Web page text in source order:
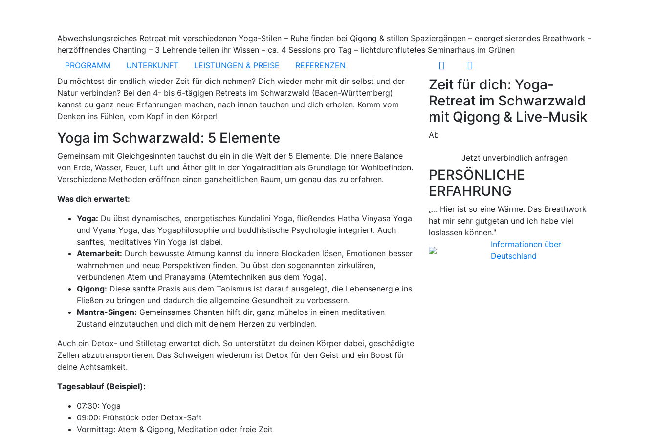
Abwechslungsreiches Retreat mit verschiedenen Yoga-Stilen – Ruhe finden bei Qigong & stillen Spaziergängen – energetisierendes Breathwork –
herzöffnendes Chanting – 3 Lehrende teilen ihr Wissen – ca. 4 Sessions pro Tag – lichtdurchflutetes Seminarhaus im Grünen
PROGRAMM
UNTERKUNFT LEISTUNGEN & PREISE
REFERENZEN
Du möchtest dir endlich wieder Zeit für dich nehmen? Dich wieder mehr mit dir selbst und der
Natur verbinden? Bei den 4- bis 6-tägigen Retreats im Schwarzwald (Baden-Württemberg)
kannst du ganz neue Erfahrungen machen, nach innen tauchen und dich erholen. Komm vom
Denken ins Fühlen, vom Kopf in den Körper!
Yoga im Schwarzwald: 5 Elemente
Gemeinsam mit Gleichgesinnten tauchst du ein in die Welt der 5 Elemente. Die innere Balance
von Erde, Wasser, Feuer, Luft und Äther gilt in der Yogatradition als Grundlage für Wohlbefinden.
Verschiedene Methoden eröffnen einen ganzheitlichen Raum, um genau das zu erfahren.
Was dich erwartet:
Yoga: Du übst dynamisches, energetisches Kundalini Yoga, fließendes Hatha Vinyasa Yoga
und Vyana Yoga, das Yogaphilosophie und buddhistische Psychologie integriert. Auch
sanftes, meditatives Yin Yoga ist dabei.
Atemarbeit: Durch bewusste Atmung kannst du innere Blockaden lösen, Emotionen besser
wahrnehmen und neue Perspektiven finden. Du übst den sogenannten zirkulären,
verbundenen Atem und Pranayama (Atemtechniken aus dem Yoga).
Qigong: Diese sanfte Praxis aus dem Taoismus ist darauf ausgelegt, die Lebensenergie ins
Fließen zu bringen und dadurch die allgemeine Gesundheit zu verbessern.
Mantra-Singen: Gemeinsames Chanten hilft dir, ganz mühelos in einen meditativen
Zustand einzutauchen und dich mit deinem Herzen zu verbinden.
Auch ein Detox- und Stilletag erwartet dich. So unterstützt du deinen Körper dabei, geschädigte
Zellen abzutransportieren. Das Schweigen wiederum ist Detox für den Geist und ein Boost für
deine Achtsamkeit.
Tagesablauf (Beispiel):
07:30: Yoga
09:00: Frühstück oder Detox-Saft
Vormittag: Atem & Qigong, Meditation oder freie Zeit
Zeit für dich: Yoga-
Retreat im Schwarzwald
mit Qigong & Live-Musik
Ab
Jetzt unverbindlich anfragen
PERSÖNLICHE
ERFAHRUNG
„... Hier ist so eine Wärme. Das Breathwork
hat mir sehr gutgetan und ich habe viel
loslassen können."
Informationen über
Deutschland